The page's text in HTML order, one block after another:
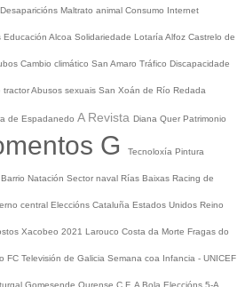
Desaparicións Maltrato animal Consumo Internet
Educación Alcoa Solidariedade Lotaría Alfoz Castrelo de
Cambio climático San Amaro Tráfico Discapacidade
tractorAbusos sexuais San Xoán de Río Redada
de Espadanedo A Revista Diana Quer Patrimonio
G Tecnoloxía Pintura
Natación Sector naval Rías Baixas Racing de
central Eleccións Cataluña Estados Unidos Reino
Xacobeo 2021 Larouco Costa da Morte Fragas do
FC Televisión de Galicia Semana coa Infancia - UNICEF
Gomesende Ourense C.F. A Bola Eleccións 5-A